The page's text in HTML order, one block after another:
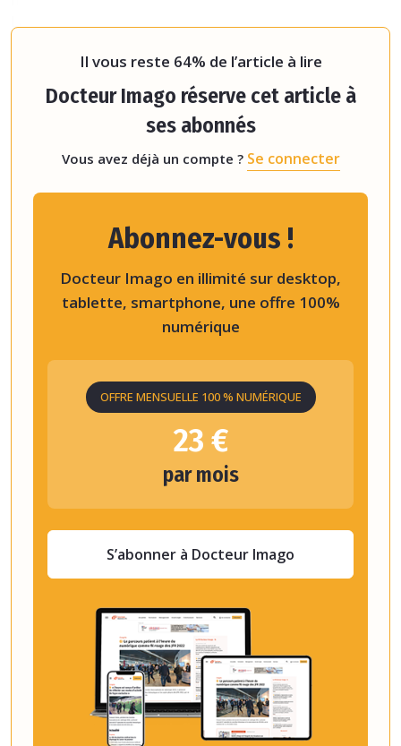
Il vous reste 64% de l’article à lire
Docteur Imago réserve cet article à
ses abonnés
Vous avez déjà un compte ? Se connecter
Abonnez-vous !
Docteur Imago en illimité sur desktop,
tablette, smartphone, une offre 100%
numérique
OFFRE MENSUELLE 100 % NUMÉRIQUE
23 €
par mois
S’abonner à Docteur Imago